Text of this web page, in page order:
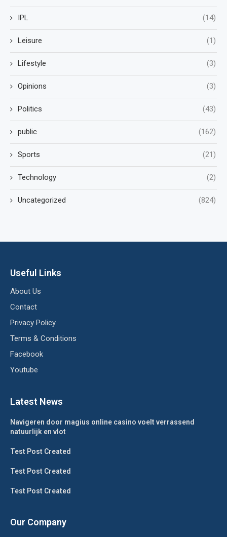
IPL (14)
Leisure (1)
Lifestyle (3)
Opinions (3)
Politics (43)
public (162)
Sports (21)
Technology (2)
Uncategorized (824)
Useful Links
About Us
Contact
Privacy Policy
Terms & Conditions
Facebook
Youtube
Latest News
Navigeren door magius online casino voelt verrassend
natuurlijk en vlot
Test Post Created
Test Post Created
Test Post Created
Our Company